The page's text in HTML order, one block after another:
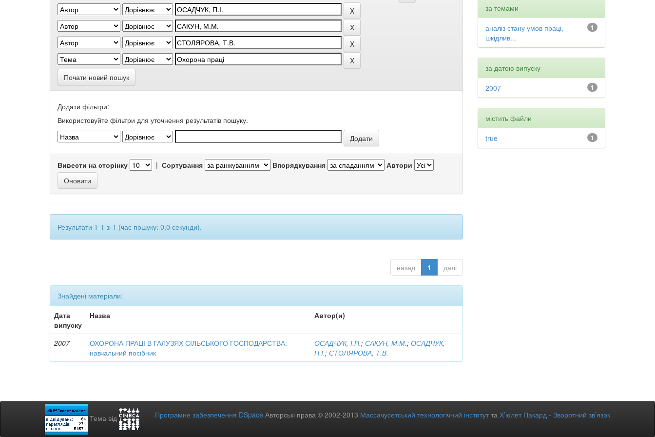
Почати новий пошук
Додати фільтри:
Використовуйте фільтри для уточнення результатів пошуку.
Вивести на сторінку | Сортування Впорядкування Автори
Результати 1-1 зі 1 (час пошуку: 0.0 секунди).
назад 1 далі
Знайдені матеріали:
Дата
випуску
Назва Автор(и)
2007
ОХОРОНА ПРАЦІ В ГАЛУЗЯХ СІЛЬСЬКОГО ГОСПОДАРСТВА:
навчальний посібник
ОСАДЧУК, І.П.;САКУН, М.М.;ОСАДЧУК,
П.І.;СТОЛЯРОВА, Т.В.
за темами
1
аналіз стану умов праці,
шкідлив...
за датою випуску
1
2007
містить файли
1
true
Тема від Програмне забезпечення DSpace Авторські права © 2002-2013 Массачусетський технологічний інститутта Х’юлет Пакард - Зворотний зв’язок